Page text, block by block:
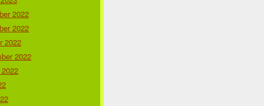
2022
2022
2022
2022